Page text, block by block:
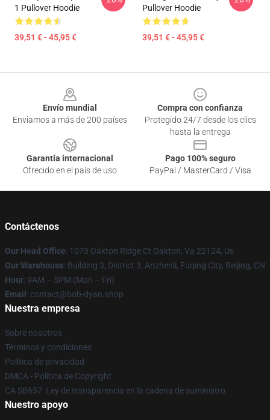
1 Pullover Hoodie
39,51 € - 45,95 €
Pullover Hoodie
39,51 € - 45,95 €
Envío mundial
Enviamos a más de 200 países
Compra con confianza
Protegido 24/7 desde los clics
hasta la entrega
Garantía internacional
Ofrecido en el país de uso
Pago 100% seguro
PayPal / MasterCard / Visa
Contáctenos
Our Head Office: 1073 Oakton Ridge Ct Oakton, Va 22124, Us
Our Warehouse: Building 3, District 3, Anzhenli, Fuqing City, Beijing, CN
Hour: 9AM – 5PM (Mon – Fri)
Email : contact@bob-dyan.shop
Nuestra empresa
Sobre nosotros
Términos y condiciones
Política de privacidad
DMCA - Política de Copyright
CA SB657: Ley de transparencia en la cadena de suministro
Nuestro apoyo